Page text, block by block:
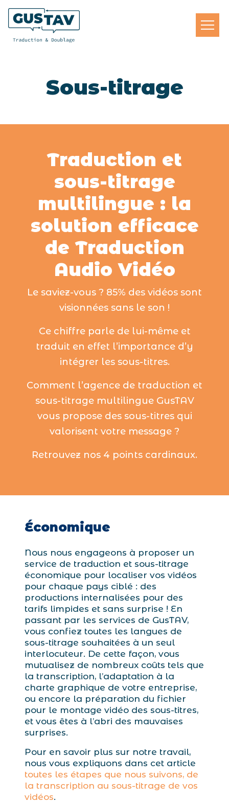
Sous-titrage
Traduction et
sous-titrage
multilingue : la
solution efficace
de Traduction
Audio Vidéo
Le saviez-vous ? 85% des vidéos sont
visionnées sans le son !
Ce chiffre parle de lui-même et
traduit en effet l’importance d’y
intégrer les sous-titres.
Comment l’agence de traduction et
sous-titrage multilingue GusTAV
vous propose des sous-titres qui
valorisent votre message ?
Retrouvez nos 4 points cardinaux.
Économique
Nous nous engageons à proposer un
service de traduction et sous-titrage
économique pour localiser vos vidéos
pour chaque pays ciblé : des
productions internalisées pour des
tarifs limpides et sans surprise ! En
passant par les services de GusTAV,
vous confiez toutes les langues de
sous-titrage souhaitées à un seul
interlocuteur. De cette façon, vous
mutualisez de nombreux coûts tels que
la transcription, l’adaptation à la
charte graphique de votre entreprise,
ou encore la préparation du fichier
pour le montage vidéo des sous-titres,
et vous êtes à l’abri des mauvaises
surprises.
Pour en savoir plus sur notre travail,
nous vous expliquons dans cet article
toutes les étapes que nous suivons, de
la transcription au sous-titrage de vos
vidéos.